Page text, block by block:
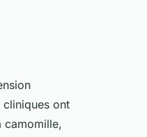
ont
camomille,